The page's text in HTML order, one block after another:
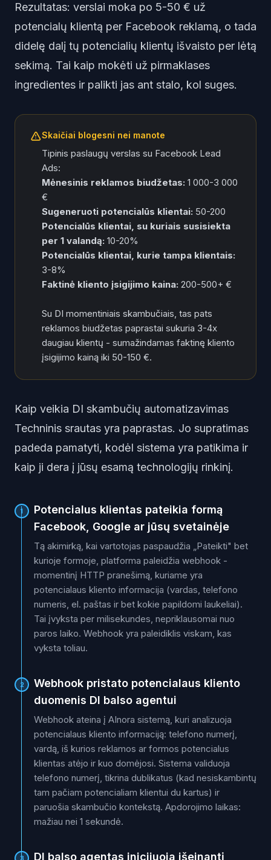
Rezultatas: verslai moka po 5-50 € už
potencialų klientą per Facebook reklamą, o tada
didelę dalį tų potencialių klientų išvaisto per lėtą
sekimą. Tai kaip mokėti už pirmaklases
ingredientes ir palikti jas ant stalo, kol suges.
Skaičiai blogesni nei manote
Tipinis paslaugų verslas su Facebook Lead
Ads:
Mėnesinis reklamos biudžetas: 1 000-3 000
€
Sugeneruoti potencialūs klientai: 50-200
Potencialūs klientai, su kuriais susisiekta
per 1 valandą: 10-20%
Potencialūs klientai, kurie tampa klientais:
3-8%
Faktinė kliento įsigijimo kaina: 200-500+ €
Su DI momentiniais skambučiais, tas pats
reklamos biudžetas paprastai sukuria 3-4x
daugiau klientų - sumažindamas faktinę kliento
įsigijimo kainą iki 50-150 €.
Kaip veikia DI skambučių automatizavimas
Techninis srautas yra paprastas. Jo supratimas
padeda pamatyti, kodėl sistema yra patikima ir
kaip ji dera į jūsų esamą technologijų rinkinį.
1
Potencialus klientas pateikia formą
Facebook, Google ar jūsų svetainėje
Tą akimirką, kai vartotojas paspaudžia „Pateikti" bet
kurioje formoje, platforma paleidžia webhook -
momentinį HTTP pranešimą, kuriame yra
potencialaus kliento informacija (vardas, telefono
numeris, el. paštas ir bet kokie papildomi laukeliai).
Tai įvyksta per milisekundes, nepriklausomai nuo
paros laiko. Webhook yra paleidiklis viskam, kas
vyksta toliau.
2
Webhook pristato potencialaus kliento
duomenis DI balso agentui
Webhook ateina į AInora sistemą, kuri analizuoja
potencialaus kliento informaciją: telefono numerį,
vardą, iš kurios reklamos ar formos potencialus
klientas atėjo ir kuo domėjosi. Sistema validuoja
telefono numerį, tikrina dublikatus (kad nesiskambintų
tam pačiam potencialiam klientui du kartus) ir
paruošia skambučio kontekstą. Apdorojimo laikas:
mažiau nei 1 sekundė.
3 DI balso agentas inicijuoja išeinantį